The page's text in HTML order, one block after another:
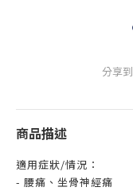
分享到
商品描述
適用症狀/情況：
- 腰痛、坐骨神經痛